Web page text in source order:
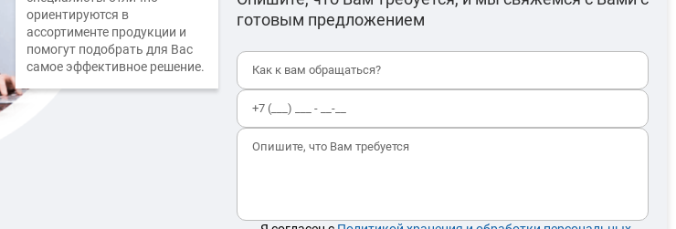
ориентируются в
ассортименте продукции и
помогут подобрать для Вас
самое эффективное решение.
готовым предложением